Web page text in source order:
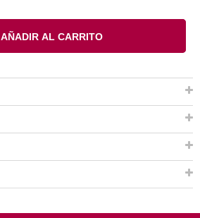
AÑADIR AL CARRITO